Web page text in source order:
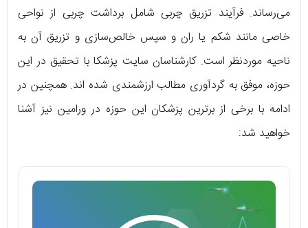
می‌رساند. فرآیند تزریق چربی شامل برداشت چربی از نواحی
خاصی مانند شکم یا ران و سپس خالص‌سازی و تزریق آن به
ناحیه موردنظر است. کارشناسان سایت پزشکا با تحقیق در این
حوزه، موفق به گردآوری مطالب ارزشمندی شده اند. همچنین در
ادامه با برخی از برترین پزشکان این حوزه در ورامین نیز آشنا
خواهید شد: